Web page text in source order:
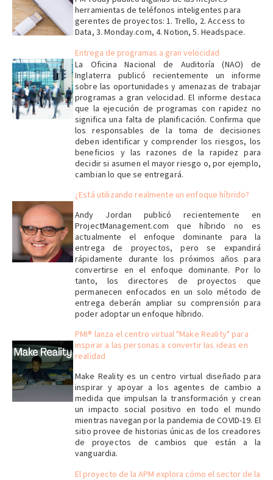
herramientas de teléfonos inteligentes para
gerentes de proyectos: 1. Trello, 2. Access to
Data, 3. Monday.com, 4. Notion, 5. Headspace.
Entrega de programas a gran velocidad
La Oficina Nacional de Auditoría (NAO) de
Inglaterra publicó recientemente un informe
sobre las oportunidades y amenazas de trabajar
programas a gran velocidad. El informe destaca
que la ejecución de programas con rapidez no
significa una falta de planificación. Confirma que
los responsables de la toma de decisiones
deben identificar y comprender los riesgos, los
beneficios y las razones de la rapidez para
decidir si asumen el mayor riesgo o, por ejemplo,
cambian lo que se entregará.
¿Está utilizando realmente un enfoque híbrido?
Andy Jordan publicó recientemente en
ProjectManagement.com que híbrido no es
actualmente el enfoque dominante para la
entrega de proyectos, pero se expandirá
rápidamente durante los próximos años para
convertirse en el enfoque dominante. Por lo
tanto, los directores de proyectos que
permanecen enfocados en un solo método de
entrega deberán ampliar su comprensión para
poder adoptar un enfoque híbrido.
PMI® lanza el centro virtual "Make Reality" para
inspirar a las personas a convertir las ideas en
realidad
Make Reality es un centro virtual diseñado para
inspirar y apoyar a los agentes de cambio a
medida que impulsan la transformación y crean
un impacto social positivo en todo el mundo
mientras navegan por la pandemia de COVID-19. El
sitio provee de historias únicas de los creadores
de proyectos de cambios que están a la
vanguardia.
El proyecto de la APM explora cómo el sector de la